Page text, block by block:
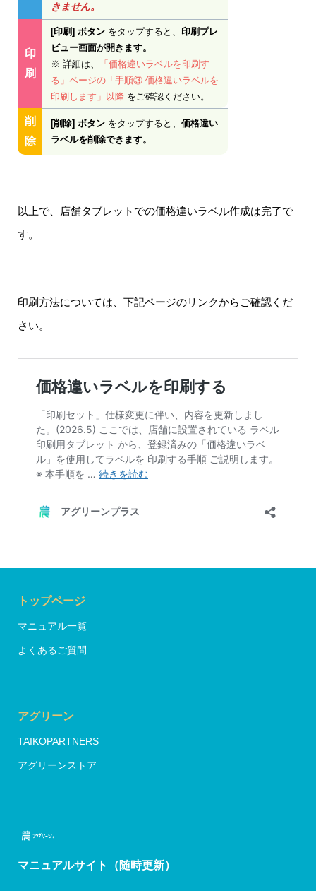
きません。
印
刷
[印刷] ボタン をタップすると、 印刷プレ
ビュー画面が開きます。
※ 詳細は、
「価格違いラベルを印刷す
る」ページの「手順③ 価格違いラベルを
印刷します」以降 をご確認ください。
削
除
[削除] ボタン をタップすると、 価格違い
ラベルを削除できます。
以上で、店舗タブレットでの価格違いラベル作成は完了で
す。
印刷方法については、下記ページのリンクからご確認くだ
さい。
トップページ
マニュアル一覧
よくあるご質問
アグリーン
TAIKOPARTNERS
アグリーンストア
マニュアルサイト（随時更新）